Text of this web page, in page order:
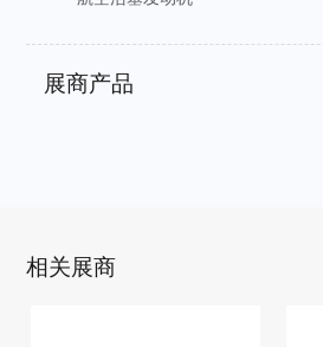
展商产品
相关展商